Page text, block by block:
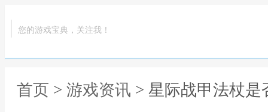
您的游戏宝典，关注我！
首页 > 游戏资讯 > 星际战甲法杖